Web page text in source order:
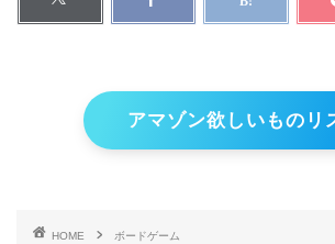
アマゾン欲しいものリ
HOME
ボードゲーム